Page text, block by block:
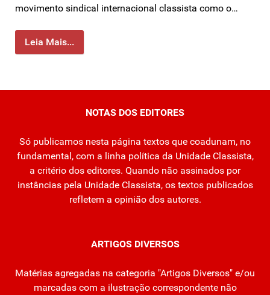
movimento sindical internacional classista como o…
Leia Mais...
NOTAS DOS EDITORES
Só publicamos nesta página textos que coadunam, no
fundamental, com a linha política da Unidade Classista,
a critério dos editores. Quando não assinados por
instâncias pela Unidade Classista, os textos publicados
refletem a opinião dos autores.
ARTIGOS DIVERSOS
Matérias agregadas na categoria "Artigos Diversos" e/ou
marcadas com a ilustração correspondente não